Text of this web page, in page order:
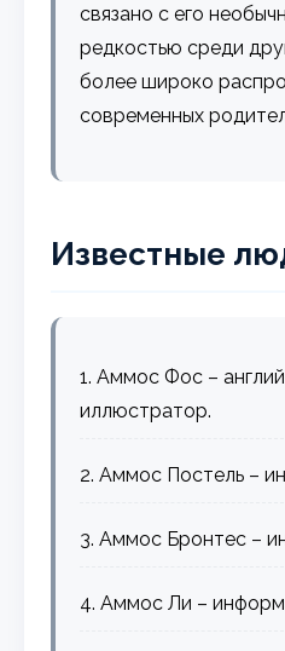
связано с его
редкостью среди
более широко
современных
Известные
1. Аммос Фос –
иллюстратор.
2. Аммос Постель –
3. Аммос Бронтес –
4. Аммос Ли –